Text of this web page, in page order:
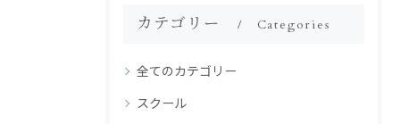
カテゴリー Categories
全てのカテゴリー
スクール